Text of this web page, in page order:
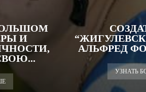
И
АЛЬФРЕД
УЗНАТЬ